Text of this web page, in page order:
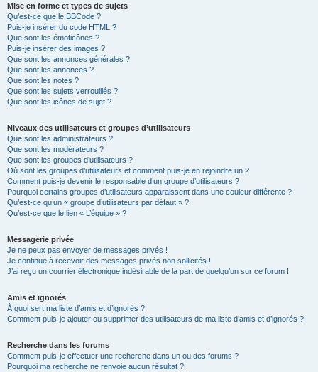
Mise en forme et types de sujets
Qu’est-ce que le BBCode ?
Puis-je insérer du code HTML ?
Que sont les émoticônes ?
Puis-je insérer des images ?
Que sont les annonces générales ?
Que sont les annonces ?
Que sont les notes ?
Que sont les sujets verrouillés ?
Que sont les icônes de sujet ?
Niveaux des utilisateurs et groupes d’utilisateurs
Que sont les administrateurs ?
Que sont les modérateurs ?
Que sont les groupes d’utilisateurs ?
Où sont les groupes d’utilisateurs et comment puis-je en rejoindre un ?
Comment puis-je devenir le responsable d’un groupe d’utilisateurs ?
Pourquoi certains groupes d’utilisateurs apparaissent dans une couleur différente ?
Qu’est-ce qu’un « groupe d’utilisateurs par défaut » ?
Qu’est-ce que le lien « L’équipe » ?
Messagerie privée
Je ne peux pas envoyer de messages privés !
Je continue à recevoir des messages privés non sollicités !
J’ai reçu un courrier électronique indésirable de la part de quelqu’un sur ce forum !
Amis et ignorés
À quoi sert ma liste d’amis et d’ignorés ?
Comment puis-je ajouter ou supprimer des utilisateurs de ma liste d’amis et d’ignorés ?
Recherche dans les forums
Comment puis-je effectuer une recherche dans un ou des forums ?
Pourquoi ma recherche ne renvoie aucun résultat ?